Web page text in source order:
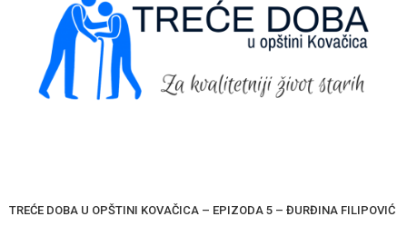
TREĆE DOBA U OPŠTINI KOVAČICA – EPIZODA 5 – ĐURĐINA FILIPOVIĆ